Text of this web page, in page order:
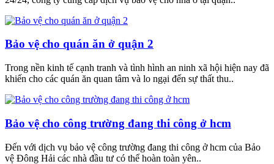
Bảo vệ cho quán ăn ở quận 2
Trong nền kinh tế cạnh tranh và tình hình an ninh xã hội hiện nay đã
khiến cho các quán ăn quan tâm và lo ngại đến sự thất thu..
Bảo vệ cho công trường đang thi công ở hcm
Đến với dịch vụ bảo vệ công trường đang thi công ở hcm của Bảo
vệ Đông Hải các nhà đầu tư có thể hoàn toàn yên..